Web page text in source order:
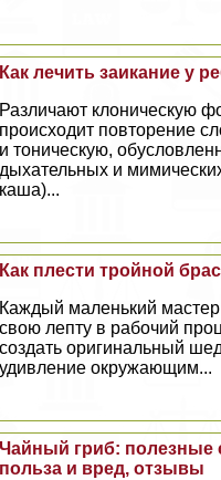
Как лечить заикание у
Различают клоническую
происходит повторение
и тоническую,
дыхательных и
каша)...
Как плести тройной
Каждый маленький мастер
свою лепту в рабочий
создать оригинальный
удивление окружающим...
Чайный гриб: полезные
польза и вред, отзывы